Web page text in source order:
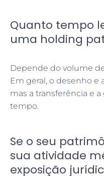
Quanto tempo
uma holding
Depende do volume
Em geral, o desenho e
mas a transferência e
tempo.
Se o seu
sua atividade
exposição